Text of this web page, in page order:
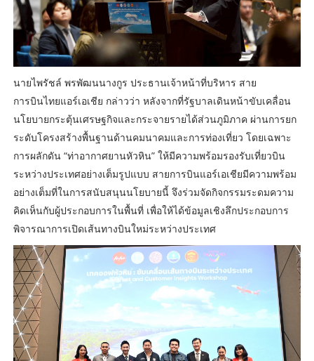
นายไพรัชล์ พรพัฒนนางกูร ประธานเจ้าหน้าที่บริหาร สาย
การบินไทยแอร์เอเชีย กล่าวว่า หลังจากที่รัฐบาลเดินหน้าขับเคลื่อน
นโยบายกระตุ้นเศรษฐกิจและกระจายรายได้ส่วนภูมิภาค ผ่านการยก
ระดับโครงสร้างพื้นฐานด้านคมนาคมและการท่องเที่ยว โดยเฉพาะ
การผลักดัน “ท่าอากาศยานหัวหิน” ให้มีความพร้อมรองรับเที่ยวบิน
ระหว่างประเทศอย่างเต็มรูปแบบ สายการบินแอร์เอเชียมีความพร้อม
อย่างเต็มที่ในการสนับสนุนนโยบายนี้ จึงร่วมจัดกิจกรรมระดมความ
คิดเห็นกับผู้ประกอบการในพื้นที่ เพื่อให้ได้ข้อมูลเชิงลึกประกอบการ
พิจารณาการเปิดเส้นทางบินใหม่ระหว่างประเทศ